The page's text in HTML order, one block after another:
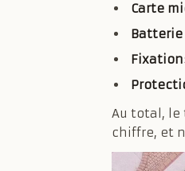
Carte
Au total, le
chiffre, et